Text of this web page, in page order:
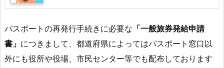
パスポートの再発行手続きに必要な 「一般旅券発給申請
書」 につきまして、都道府県によってはパスポート窓口以
外にも役所や役場、市民センター等でも配布しております